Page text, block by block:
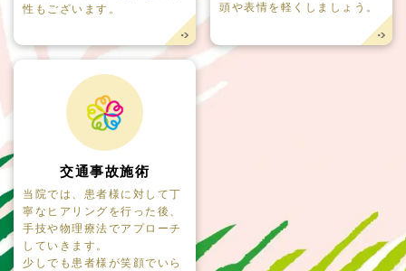
性もございます。
頭や表情を軽くしましょう。
交通事故施術
当院では、患者様に対して丁
寧なヒアリングを行った後、
手技や物理療法でアプローチ
していきます。
少しでも患者様が笑顔でいら